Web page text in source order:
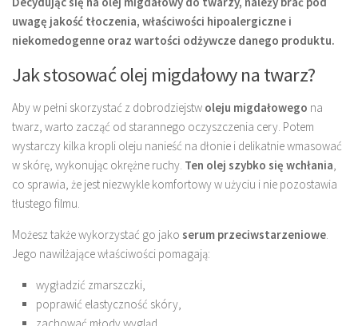
uwagę jakość tłoczenia, właściwości hipoalergiczne i
niekomedogenne oraz wartości odżywcze danego produktu.
Jak stosować olej migdałowy na twarz?
Aby w pełni skorzystać z dobrodziejstw oleju migdałowego na
twarz, warto zacząć od starannego oczyszczenia cery. Potem
wystarczy kilka kropli oleju nanieść na dłonie i delikatnie wmasować
w skórę, wykonując okrężne ruchy. Ten olej szybko się wchłania,
co sprawia, że jest niezwykle komfortowy w użyciu i nie pozostawia
tłustego filmu.
Możesz także wykorzystać go jako serum przeciwstarzeniowe.
Jego nawilżające właściwości pomagają:
wygładzić zmarszczki,
poprawić elastyczność skóry,